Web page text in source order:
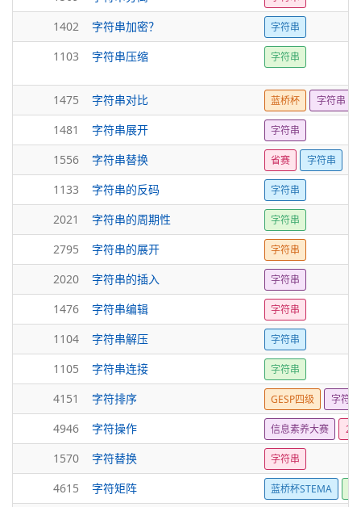
1402 字符串加密？ 字符串
1103 字符串压缩 字符串
1475 字符串对比 蓝桥杯 字符串
1481 字符串展开 字符串
1556 字符串替换 省赛 字符串
1133 字符串的反码 字符串
2021 字符串的周期性 字符串
2795 字符串的展开 字符串
2020 字符串的插入 字符串
1476 字符串编辑 字符串
1104 字符串解压 字符串
1105 字符串连接 字符串
4151 字符排序 GESP四级 字符串
4946 字符操作 信息素养大赛
1570 字符替换 字符串
4615 字符矩阵 蓝桥杯STEMA